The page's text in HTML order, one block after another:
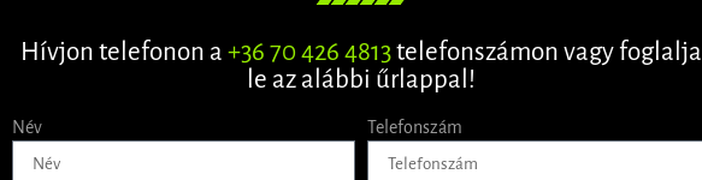
Hívjon telefonon a +36 70 426 4813telefonszámon vagy foglalja
le az alábbi űrlappal!
Név Telefonszám